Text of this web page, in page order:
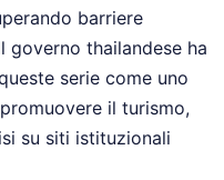
barriere
governo thailandese ha
serie come uno
il turismo,
su siti istituzionali